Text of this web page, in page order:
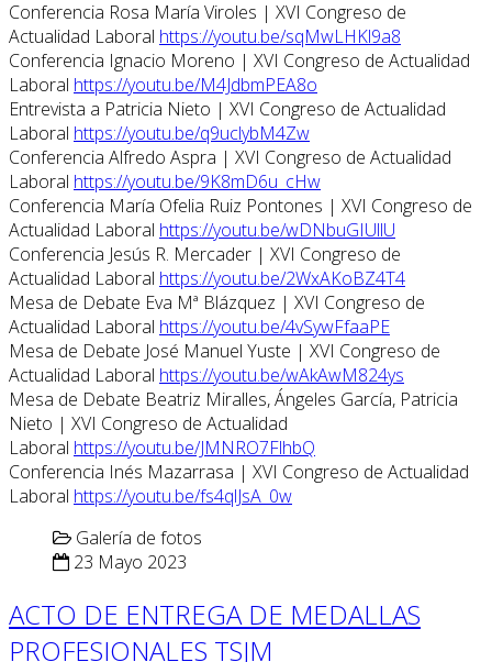
Conferencia Rosa María Viroles | XVI Congreso de
Actualidad Laboral https://youtu.be/sqMwLHKl9a8
Conferencia Ignacio Moreno | XVI Congreso de Actualidad
Laboral https://youtu.be/M4JdbmPEA8o
Entrevista a Patricia Nieto | XVI Congreso de Actualidad
Laboral https://youtu.be/q9uclybM4Zw
Conferencia Alfredo Aspra | XVI Congreso de Actualidad
Laboral https://youtu.be/9K8mD6u_cHw
Conferencia María Ofelia Ruiz Pontones | XVI Congreso de
Actualidad Laboral https://youtu.be/wDNbuGIUllU
Conferencia Jesús R. Mercader | XVI Congreso de
Actualidad Laboral https://youtu.be/2WxAKoBZ4T4
Mesa de Debate Eva Mª Blázquez | XVI Congreso de
Actualidad Laboral https://youtu.be/4vSywFfaaPE
Mesa de Debate José Manuel Yuste | XVI Congreso de
Actualidad Laboral https://youtu.be/wAkAwM824ys
Mesa de Debate Beatriz Miralles, Ángeles García, Patricia
Nieto | XVI Congreso de Actualidad
Laboral https://youtu.be/JMNRO7FlhbQ
Conferencia Inés Mazarrasa | XVI Congreso de Actualidad
Laboral https://youtu.be/fs4qlJsA_0w
Galería de fotos
23 Mayo 2023
ACTO DE ENTREGA DE MEDALLAS
PROFESIONALES TSJM